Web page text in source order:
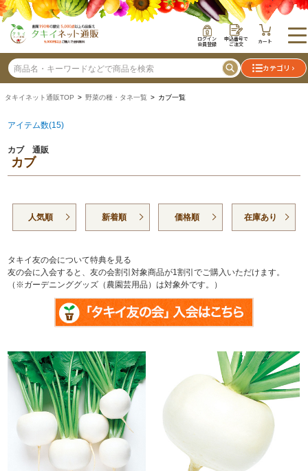
ログイン
会員登録
申込番号で
ご注文 カート
カテゴリ
タキイネット通販TOP > 野菜の種・タネ一覧 > カブ一覧
アイテム数(15)
カブ 通販
カブ
人気順 新着順 価格順 在庫あり
タキイ友の会について特典を見る
友の会に入会すると、友の会割引対象商品が1割引でご購入いただけます。
（※ガーデニンググッズ（農園芸用品）は対象外です。）